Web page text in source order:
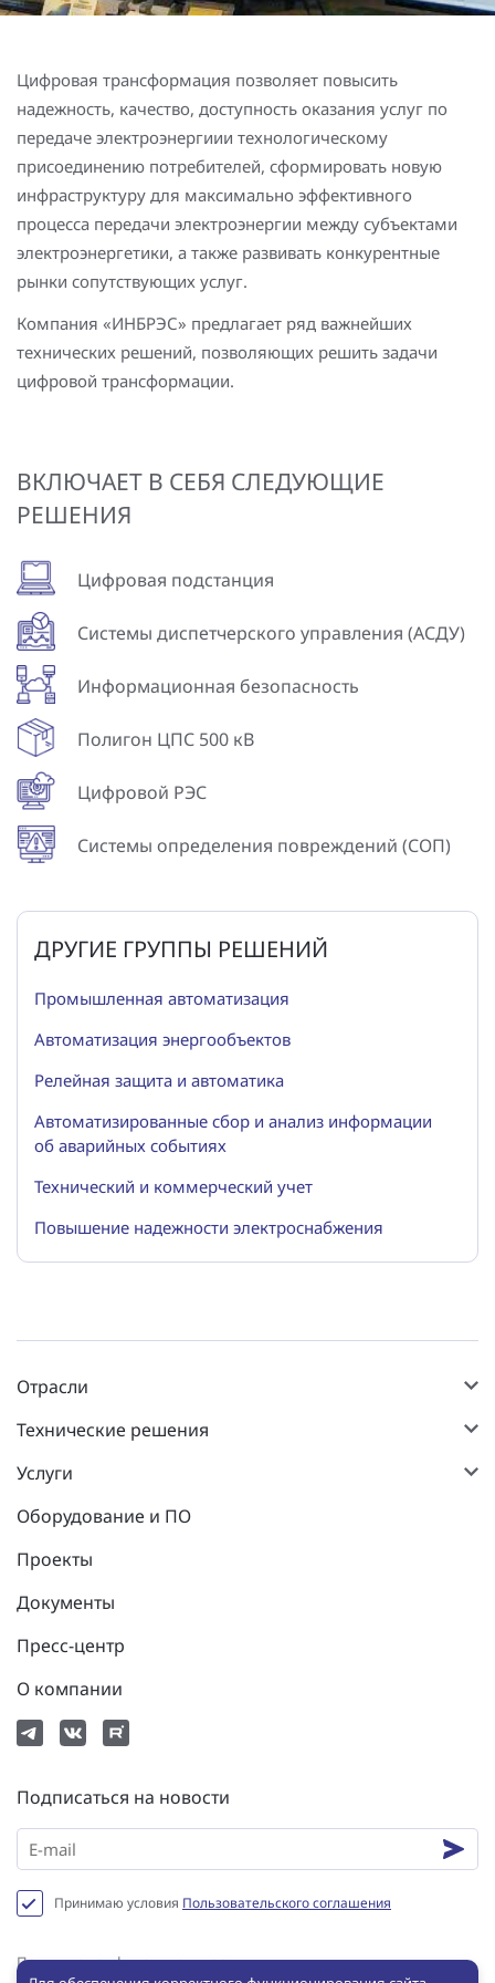
Повышение надежности электроснабжения
Шкафы РЗА 110-220 кВ
присоединений 6-35кВ
Сбор и анализ информации об аварийных событиях
Оборудование компенсации емкостных токов
Определение поврежденного фидера
БАВР
Промышленная автоматизация
Цифровая трансформация позволяет повысить
надежность, качество, доступность оказания услуг по
передаче электроэнергиии технологическому
присоединению потребителей, сформировать новую
инфраструктуру для максимально эффективного
процесса передачи электроэнергии между субъектами
электроэнергетики, а также развивать конкурентные
рынки сопутствующих услуг.
Компания «ИНБРЭС» предлагает ряд важнейших
технических решений, позволяющих решить задачи
цифровой трансформации.
ВКЛЮЧАЕТ В СЕБЯ СЛЕДУЮЩИЕ
РЕШЕНИЯ
Цифровая подстанция
Системы диспетчерского управления (АСДУ)
Информационная безопасность
Полигон ЦПС 500 кВ
Цифровой РЭС
Системы определения повреждений (СОП)
ДРУГИЕ ГРУППЫ РЕШЕНИЙ
Промышленная автоматизация
Автоматизация энергообъектов
Релейная защита и автоматика
Автоматизированные сбор и анализ информации
об аварийных событиях
Технический и коммерческий учет
Повышение надежности электроснабжения
Отрасли
Технические решения
Услуги
Оборудование и ПО
Проекты
Документы
Пресс-центр
О компании
Подписаться на новости
Принимаю условия Пользовательского соглашения
Политика конфиденциальности